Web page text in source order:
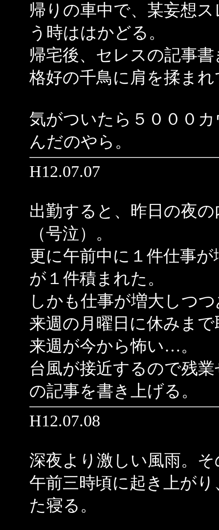
帰りの車中で、某妄想
う時ははかどる。
帰宅後、セレスの記事
格好の千鳥に肩を揉ま
気がついたら５０００
んだのやら。
H12.07.07
出勤すると、昨日の夜
（号泣）。
更に午前中に１件仕事
が１件積まれた。
しかも仕事が増大しつ
来週の月曜日に休みま
来週が今から怖い…。
台風が接近するので残
の記事を書き上げる。
H12.07.08
深夜より激しい風雨。
午前三時頃に起き上が
た寝る。